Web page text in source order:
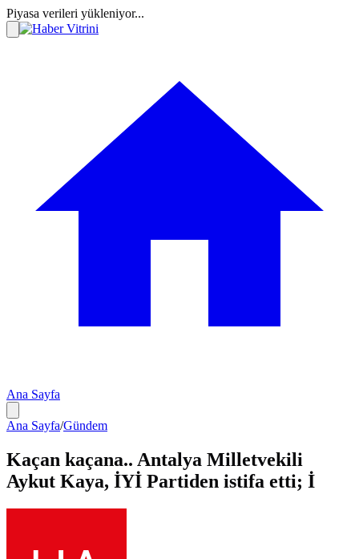
Piyasa verileri yükleniyor...
Ana Sayfa
Ana Sayfa/Gündem
Kaçan kaçana.. Antalya Milletvekili
Aykut Kaya, İYİ Partiden istifa etti; İ